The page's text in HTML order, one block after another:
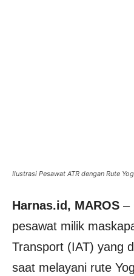
Ilustrasi Pesawat ATR dengan Rute
Harnas.id, MAROS –
pesawat milik
Transport (IAT) yang
saat melayani rute